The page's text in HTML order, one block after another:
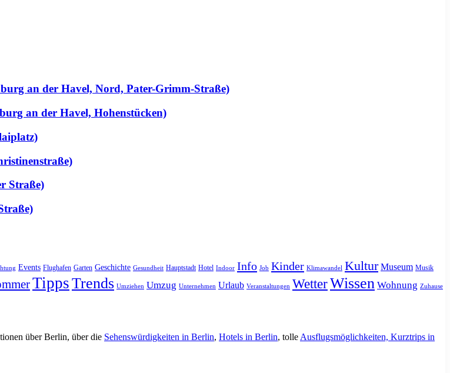
an der Havel, Nord, Pater-Grimm-Straße)
an der Havel, Hohenstücken)
Straße)
Events Flughafen Garten Geschichte Gesundheit Hauptstadt Hotel Indoor Info Job Kinder Klimawandel Kultur Museum Musik
TippsTrends Umziehen Umzug Unternehmen Urlaub Veranstaltungen WetterWissen Wohnung Zuhause
über Berlin, über die Sehenswürdigkeiten in Berlin, Hotels in Berlin, tolle Ausflugsmöglichkeiten, Kurztrips in